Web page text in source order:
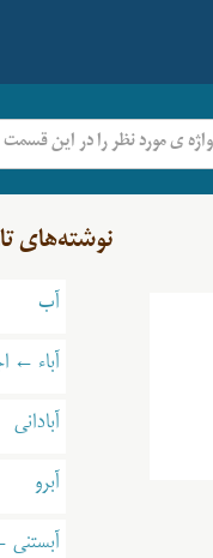
نوشته‌های
آب
آباء ←
آبادانی
آبرو
آبستنی